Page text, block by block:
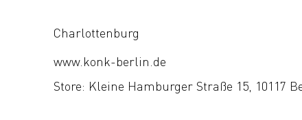
Charlottenburg
www.konk-berlin.de
Store: Kleine Hamburger Straße 15, 10117